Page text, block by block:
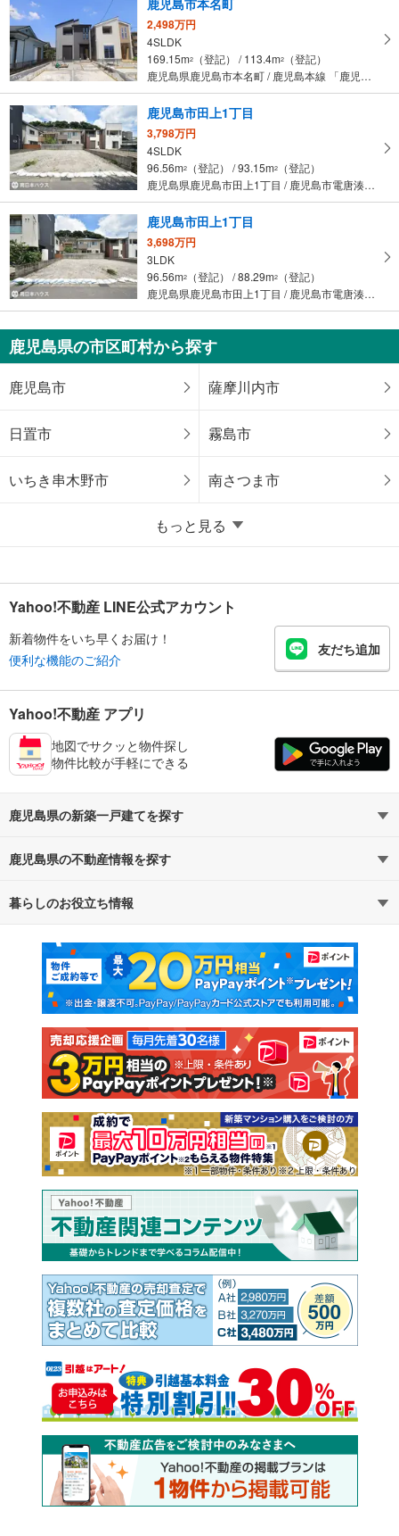
鹿児島市本名町
2,498万円
4SLDK
169.15m2 （登記） / 113.4m2
（登記）
鹿児島県鹿児島市本名町 / 鹿児島本線 「鹿児島」駅 バス38分 教育センター前 バス停下車 徒歩3分
鹿児島市田上1丁目
3,798万円
4SLDK
96.56m2 （登記） / 93.15m2
（登記）
鹿児島県鹿児島市田上1丁目 / 鹿児島市電唐湊線 「神田」駅 徒歩15分
鹿児島市田上1丁目
3,698万円
3LDK
96.56m2 （登記） / 88.29m2
（登記）
鹿児島県鹿児島市田上1丁目 / 鹿児島市電唐湊線 「神田」駅 徒歩15分
鹿児島県の市区町村から探す
鹿児島市 薩摩川内市
日置市 霧島市
いちき串木野市 南さつま市
もっと見る
Yahoo!不動産 LINE公式アカウント
新着物件をいち早くお届け！
便利な機能のご紹介
友だち追加
Yahoo!不動産 アプリ
地図でサクッと物件探し
物件比較が手軽にできる
鹿児島県の新築一戸建てを探す
路線・駅から探す
通勤・通学時間から探す
鹿児島県の不動産情報を探す
不動産・住宅
新築マンション 中古マンション
新築一戸建て 中古一戸建て
注文住宅 土地
売却査定
暮らしのお役立ち情報
マンションカタログ 教えて！住まいの先生